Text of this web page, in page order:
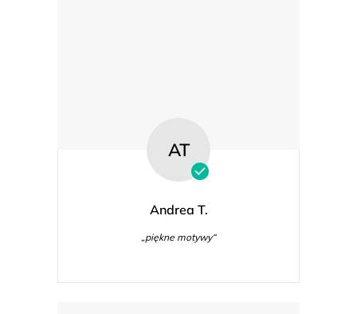
AT
Andrea T.
„piękne motywy“